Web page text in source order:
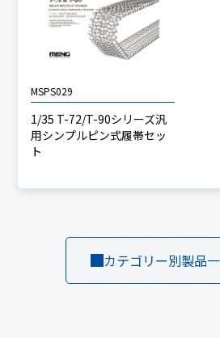
MSPS029
1/35 T-72/T-90シリーズ汎
用シンプルピン式履帯セッ
ト
カテゴリー別製品